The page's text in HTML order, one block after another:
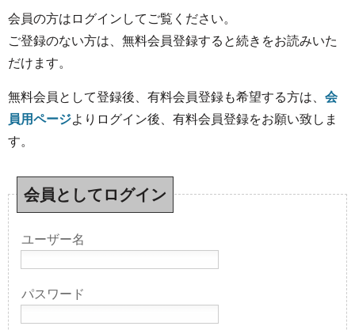
会員の方はログインしてご覧ください。
ご登録のない方は、無料会員登録すると続きをお読みいた
だけます。
無料会員として登録後、有料会員登録も希望する方は、 会
員用ページよりログイン後、有料会員登録をお願い致しま
す。
会員としてログイン
ユーザー名
パスワード